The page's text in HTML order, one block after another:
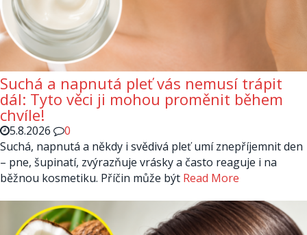
Suchá a napnutá pleť vás nemusí trápit
dál: Tyto věci ji mohou proměnit během
chvíle!
5.8.2026
0
Suchá, napnutá a někdy i svědivá pleť umí znepříjemnit den
– pne, šupinatí, zvýrazňuje vrásky a často reaguje i na
běžnou kosmetiku. Příčin může být Read More